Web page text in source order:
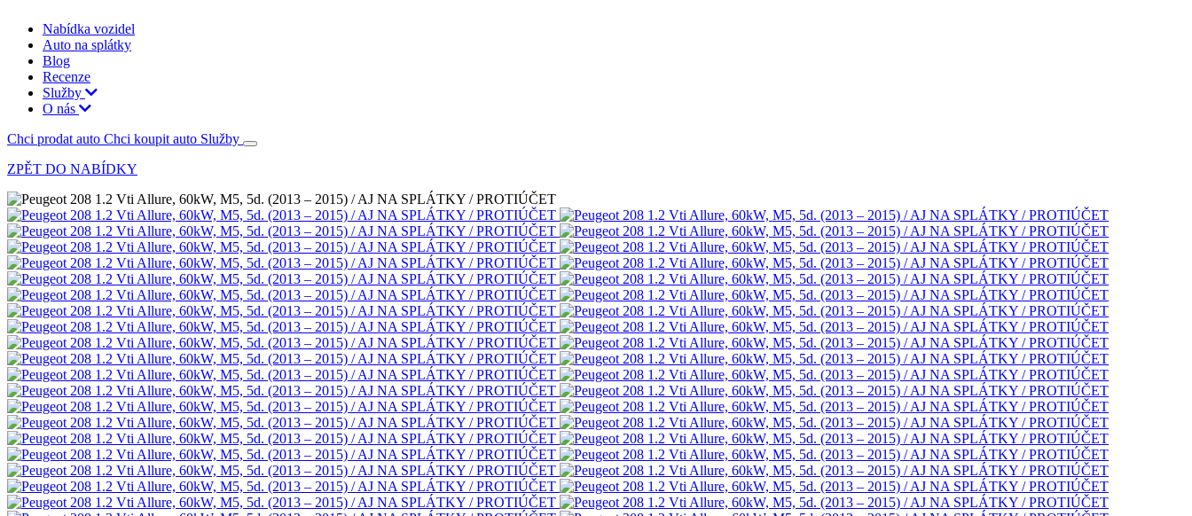
Nabídka vozidel
Auto na splátky
Blog
Recenze
Služby
O nás
Chci prodat auto Chci koupit auto Služby
ZPĚT DO NABÍDKY